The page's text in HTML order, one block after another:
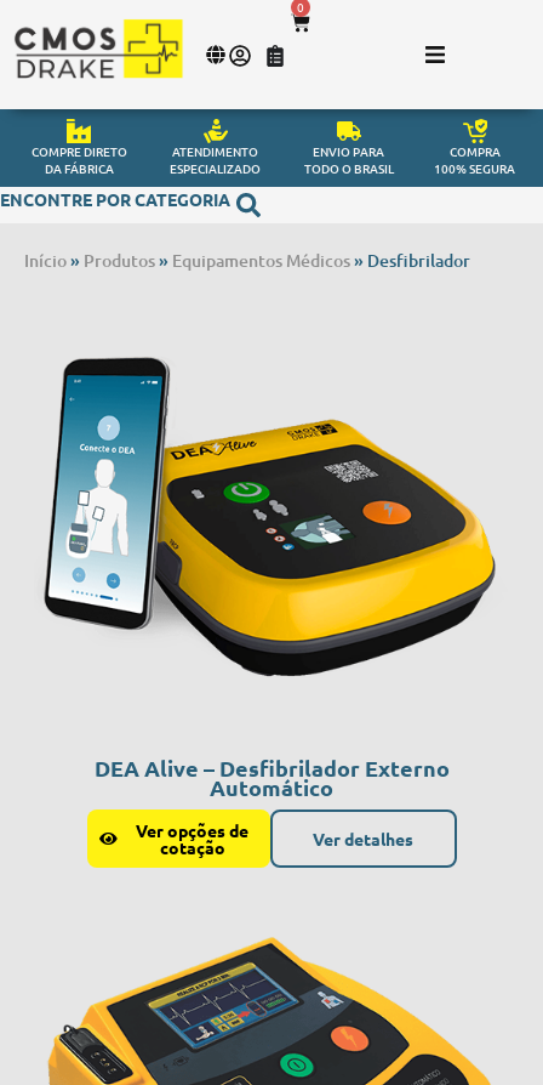
0
COMPRE DIRETO
DA FÁBRICA
ATENDIMENTO
ESPECIALIZADO
ENVIO PARA
TODO O BRASIL
COMPRA
100% SEGURA
ENCONTRE POR CATEGORIA
Início» Produtos» Equipamentos Médicos» Desfibrilador
DEA Alive – Desfibrilador Externo
Automático
Ver opções de
cotação Ver detalhes